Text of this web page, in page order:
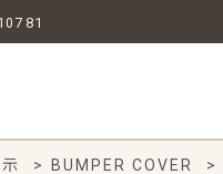
> BUMPER COVER >